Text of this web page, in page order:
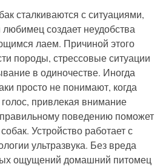
сталкиваются с ситуациями,
любимец создает неудобства
лаем. Причиной этого
породы, стрессовые ситуации
в одиночестве. Иногда
просто не понимают, когда
привлекая внимание
правильному поведению поможет
Устройство работает с
ультразвука. Без вреда
ощущений домашний питомец